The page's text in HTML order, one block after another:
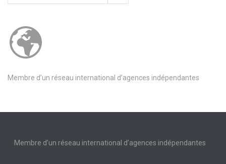
Membre d’un réseau international d’agences indépendantes
Membre d’un réseau international d’agences indépendantes